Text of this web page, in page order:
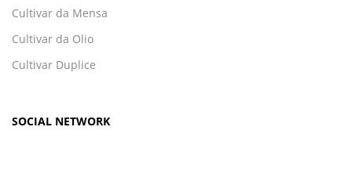
Cultivar da Mensa
Cultivar da Olio
Cultivar Duplice
SOCIAL NETWORK